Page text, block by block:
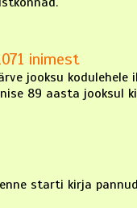
inimest
jooksu
89 aasta jooksul
starti kirja